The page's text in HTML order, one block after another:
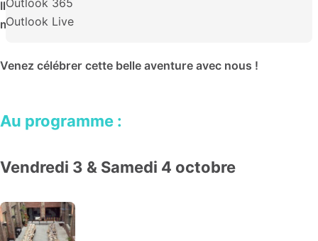
Outlook 365
Outlook Live
Il y a 10 ans, après d’importants travaux de
modernisation, la Médiathèque réouvrait ses portes.
Venez célébrer cette belle aventure avec nous !
Au programme :
Vendredi 3 & Samedi 4 octobre